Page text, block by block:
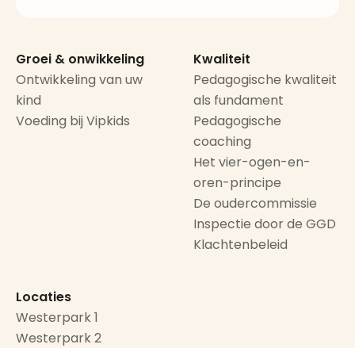
Groei & onwikkeling
Ontwikkeling van uw
kind
Voeding bij Vipkids
Kwaliteit
Pedagogische kwaliteit
als fundament
Pedagogische
coaching
Het vier-ogen-en-
oren-principe
De oudercommissie
Inspectie door de GGD
Klachtenbeleid
Locaties
Westerpark 1
Westerpark 2